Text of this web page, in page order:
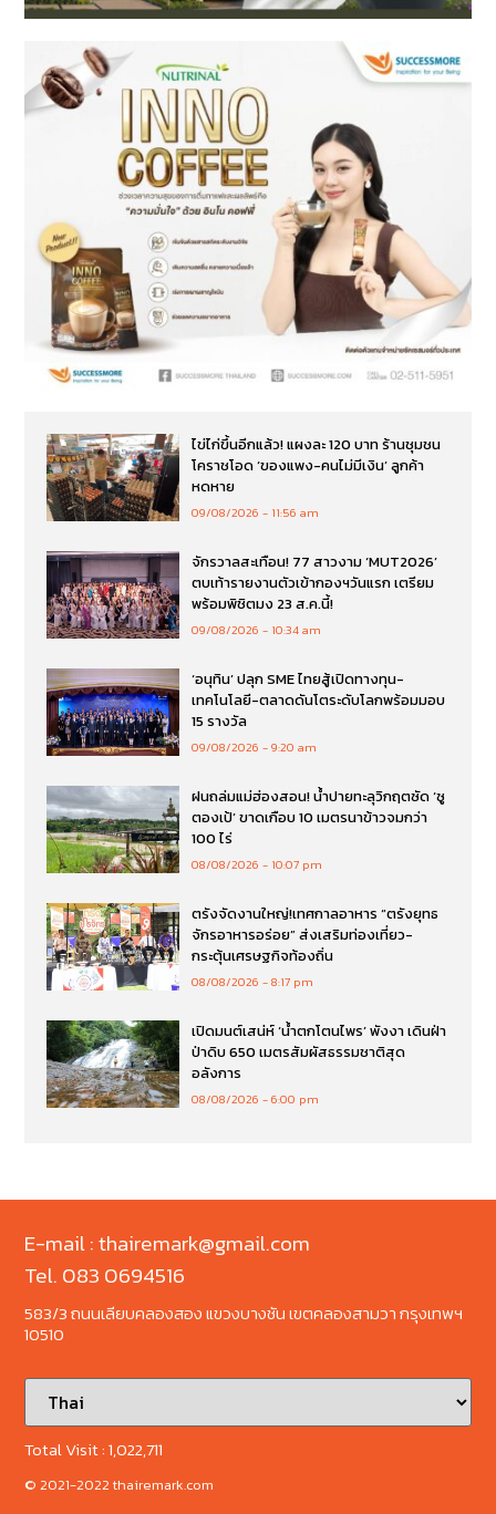
ไข่ไก่ขึ้นอีกแล้ว! แผงละ 120 บาท ร้านชุมชน
โคราชโอด ‘ของแพง-คนไม่มีเงิน’ ลูกค้า
หดหาย
09/08/2026 11:56 am
จักรวาลสะเทือน! 77 สาวงาม ‘MUT2026’
ตบเท้ารายงานตัวเข้ากองฯวันแรก เตรียม
พร้อมพิชิตมง 23 ส.ค.นี้!
09/08/2026 10:34 am
‘อนุทิน’ ปลุก SME ไทยสู้เปิดทางทุน-
เทคโนโลยี-ตลาดดันโตระดับโลกพร้อมมอบ
15 รางวัล
09/08/2026 9:20 am
ฝนถล่มแม่ฮ่องสอน! น้ำปายทะลุวิกฤตซัด ‘ซู
ตองเป้’ ขาดเกือบ 10 เมตรนาข้าวจมกว่า
100 ไร่
08/08/2026 10:07 pm
ตรังจัดงานใหญ่!เทศกาลอาหาร “ตรังยุทธ
จักรอาหารอร่อย” ส่งเสริมท่องเที่ยว-
กระตุ้นเศรษฐกิจท้องถิ่น
08/08/2026 8:17 pm
เปิดมนต์เสน่ห์ ‘น้ำตกโตนไพร’ พังงา เดินฝ่า
ป่าดิบ 650 เมตรสัมผัสธรรมชาติสุด
อลังการ
08/08/2026 6:00 pm
E-mail : thairemark@gmail.com
Tel. 083 0694516
583/3 ถนนเลียบคลองสอง แขวงบางชัน เขตคลองสามวา กรุงเทพฯ
10510
Total Visit :1,022,711
© 2021-2022 thairemark.com